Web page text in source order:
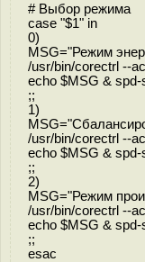
# Выбор режима
case "$1" in
0)
MSG="Режим
/usr/bin/corectrl --
echo $MSG &
;;
1)
/usr/bin/corectrl --
echo $MSG &
;;
2)
MSG="Режим
/usr/bin/corectrl --
echo $MSG &
;;
esac